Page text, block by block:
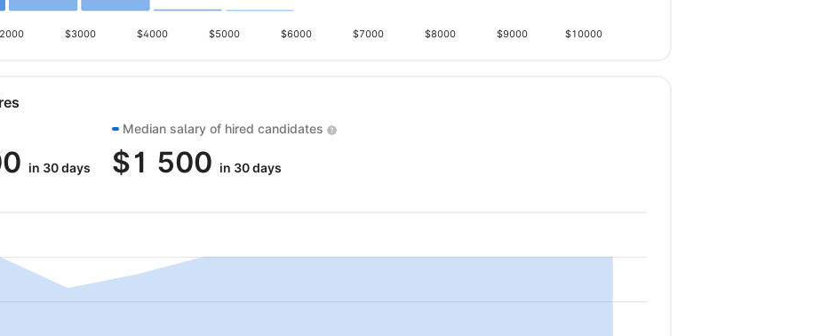
$3000 $4000 $5000 $6000 $7000 $8000 $9000 $10000
in 30 days
Median salary of hired candidates
$1 500 in 30 days